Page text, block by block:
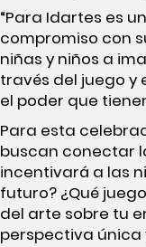
“Para Idartes es
compromiso con
niñas y niños a
través del juego
el poder que
Para esta
buscan conectar
incentivará a las
futuro? ¿Qué
del arte sobre tu
perspectiva única